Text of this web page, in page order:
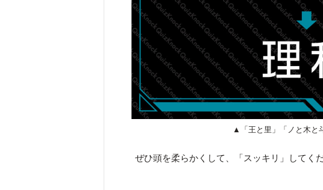
▲「王と里」「ノと木と
ぜひ頭を柔らかくして、「スッキリ」してく